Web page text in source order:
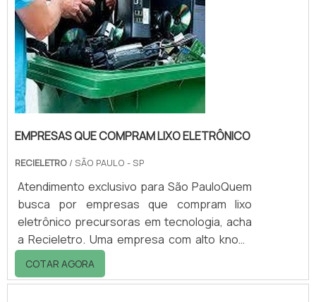
EMPRESAS QUE COMPRAM LIXO ELETRÔNICO
RECIELETRO / SÃO PAULO - SP
Atendimento exclusivo para São PauloQuem
busca por empresas que compram lixo
eletrônico precursoras em tecnologia, acha
a Recieletro. Uma empresa com alto know-
how em coleta de materias ferrosos e coleta
de peças de carro para reciclagem, visando
COTAR AGORA